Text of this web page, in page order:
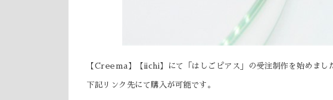
【Creema】【iichi】にて「はしごピアス」の受注制作を始めまし
下記リンク先にて購入が可能です。